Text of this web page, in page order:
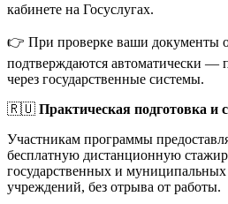
кабинете на Госуслугах.
👉 При проверке ваши документы
подтверждаются автоматически —
через государственные системы.
🇷🇺 Практическая подготовка и
Участникам программы
бесплатную дистанционную
государственных и муниципальных
учреждений, без отрыва от работы.